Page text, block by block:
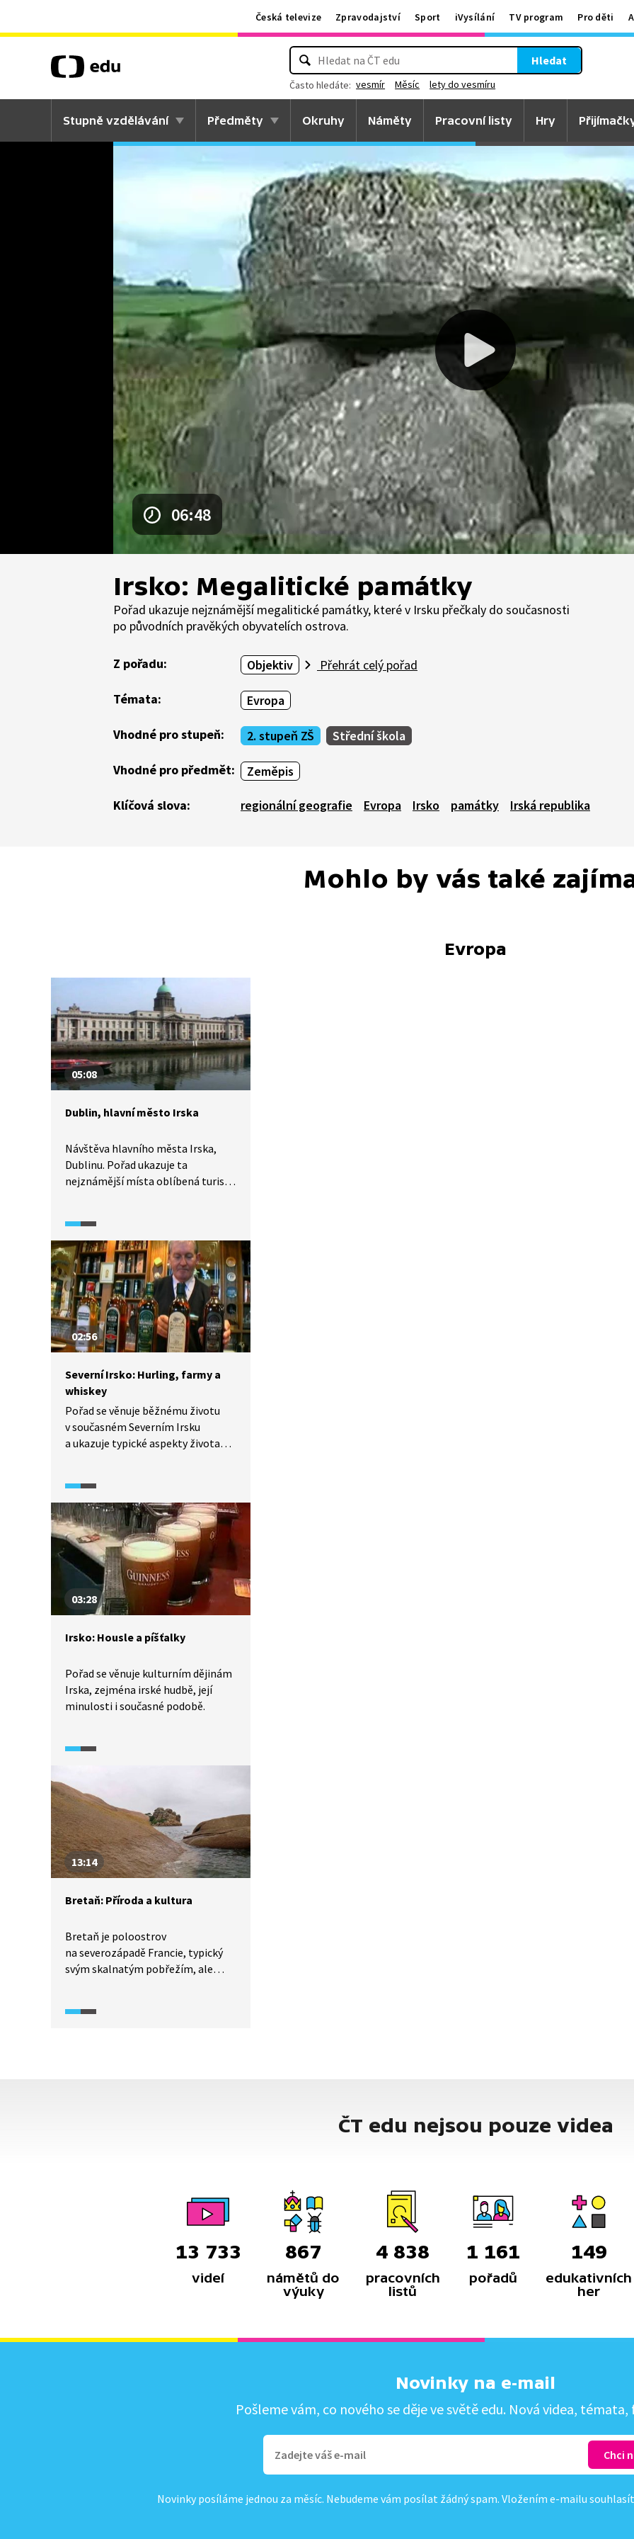
Česká televize Zpravodajství Sport iVysílání TV program Pro děti
Hledat
Často hledáte: vesmír Měsíc lety do vesmíru
Stupně vzdělávání Předměty Okruhy Náměty Pracovní listy Hry
06:48
Irsko: Megalitické památky
Pořad ukazuje nejznámější megalitické památky, které v Irsku přečkaly do současnosti
po původních pravěkých obyvatelích ostrova.
Z pořadu: Objektiv Přehrát celý pořad
Témata: Evropa
Vhodné pro stupeň: 2. stupeň ZŠ Střední škola
Vhodné pro předmět: Zeměpis
Klíčová slova: regionální geografie Evropa Irsko památky Irská republika
Mohlo by vás také
Evropa
05:08
Dublin, hlavní město Irska
Návštěva hlavního města Irska,
Dublinu. Pořad ukazuje ta
nejznámější místa oblíbená turisty,
02:56
Severní Irsko: Hurling, farmy a
whiskey
Pořad se věnuje běžnému životu
v současném Severním Irsku
a ukazuje typické aspekty života
03:28
Irsko: Housle a píšťalky
Pořad se věnuje kulturním dějinám
Irska, zejména irské hudbě, její
minulosti i současné podobě.
13:14
Bretaň: Příroda a kultura
Bretaň je poloostrov
na severozápadě Francie, typický
svým skalnatým pobřežím, ale
i typické francouzské pochoutky,
ČT edu nejsou pouze videa
13 733
videí
867
námětů do
výuky
4 838
pracovních
listů
1 161
pořadů
149
edukativních
her
Novinky na e-mail
Pošleme vám, co nového se děje ve světě edu. Nová videa, témata,
Novinky posíláme jednou za měsíc. Nebudeme vám posílat žádný spam. Vložením e-mailu